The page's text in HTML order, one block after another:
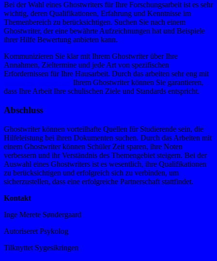
Bei der Wahl eines Ghostwriters für Ihre Forschungsarbeit ist es sehr
wichtig, deren Qualifikationen, Erfahrung und Kenntnisse im
Themenbereich zu berücksichtigen. Suchen Sie nach einem
Ghostwriter, der eine bewährte Aufzeichnungen hat und Beispiele
ihrer Hilfe Bewertung anbieten kann.
Kommunizieren Sie klar mit Ihrem Ghostwriter über Ihre
Annahmen, Zieltermine und jede Art von spezifischen
Erfordernissen für Ihre Hausarbeit. Durch das arbeiten sehr eng mit
Ihrem Ghostwriter können Sie garantieren,
dass Ihre Arbeit Ihre schulischen Ziele und Standards entspricht.
Abschluss
Ghostwriter können vorteilhafte Quellen für Studierende sein, die
Hilfeleistung bei ihren Dokumenten suchen. Durch das Arbeiten mit
einem Ghostwriter können Schüler Zeit sparen, ihre Noten
verbessern und ihr Verständnis des Themengebiet steigern. Bei der
Auswahl eines Ghostwriters ist es wesentlich, ihre Qualifikationen
zu berücksichtigen und erfolgreich sich zu verbinden, um
sicherzustellen, dass eine erfolgreiche Partnerschaft stattfindet.
Kontakt
Inge Merete Søndergaard
Autoriseret Psykolog
Tilknyttet Sygesikringen